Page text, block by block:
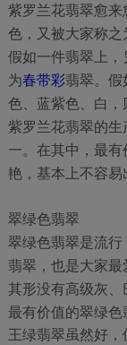
紫罗兰花翡翠愈
色，又被大家称之
假如一件翡翠上，
为春带彩翡翠。假
色、蓝紫色、白，
紫罗兰花翡翠的生
一。在其中，最
艳，基本上不容易
翠绿色翡翠
翠绿色翡翠是流
翡翠，也是大家最
其形没有高级灰、
最有价值的翠绿
王绿翡翠虽然好